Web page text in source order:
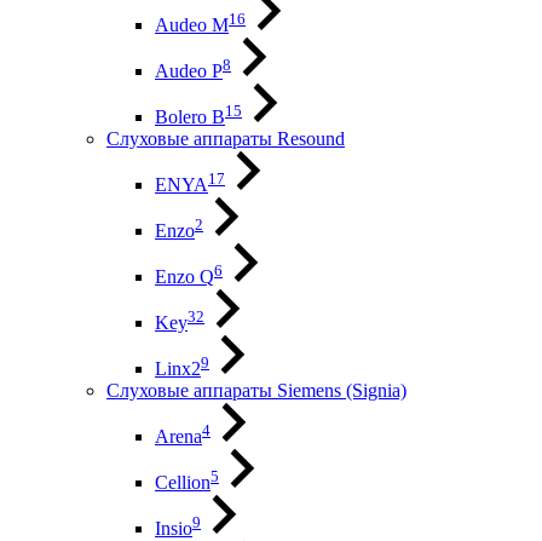
Audeo М16
Audeo P8
Bolero B15
Слуховые аппараты Resound
ENYA17
Enzo2
Enzo Q6
Key32
Linx29
Слуховые аппараты Siemens (Signia)
Arena4
Cellion5
Insio9